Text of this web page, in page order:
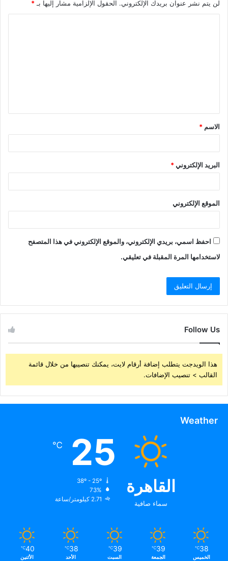
لن يتم نشر عنوان بريدك الإلكتروني. الحقول الإلزامية مشار إليها بـ *
ق
*
الاسم *
البريد الإلكتروني*
الموقع الإلكتروني
احفظ اسمي، بريدي الإلكتروني، والموقع الإلكتروني في هذا المتصفح
لاستخدامها المرة المقبلة في تعليقي.
Follow Us
هذا الويدجت يتطلب إضافة أرقام لايت، يمكنك تنصيبها من خلال قائمة
القالب > تنصيب الإضافات.
Weather
القاهرة
سماء صافية
25
℃
73%
2.71 كيلومتر/ساعة
38
℃
الخميس
39
℃
الجمعة
39
℃
السبت
38
℃
الأحد
40
℃
الأثنين